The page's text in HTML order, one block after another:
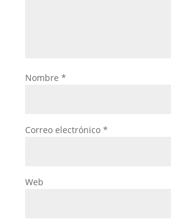
Nombre*
Correo electrónico*
Web